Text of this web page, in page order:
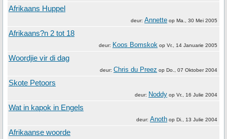
Afrikaans Huppel
deur: Annette op Ma., 30 Mei 2005
Afrikaans?n 2 tot 18
deur: Koos Bomskok op Vr., 14 Januarie 2005
Woordjie vir di dag
deur: Chris du Preez op Do., 07 Oktober 2004
Skote Petoors
deur: Noddy op Vr., 16 Julie 2004
Wat in kapok in Engels
deur: Anoth op Di., 13 Julie 2004
Afrikaanse woorde